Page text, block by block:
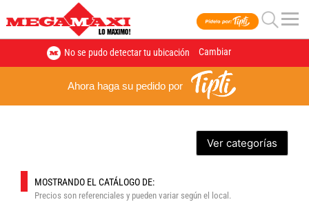
No se pudo detectar tu ubicación Cambiar
Ahora haga su pedido por
Ver categorías
MOSTRANDO EL CATÁLOGO DE:
Precios son referenciales y pueden variar según el local.